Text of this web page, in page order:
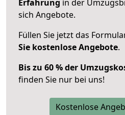
Erfahrung in der
sich Angebote.
Füllen Sie jetzt das
Sie kostenlose Angebote.
Bis zu 60 % der
finden Sie nur bei uns!
Kostenlose